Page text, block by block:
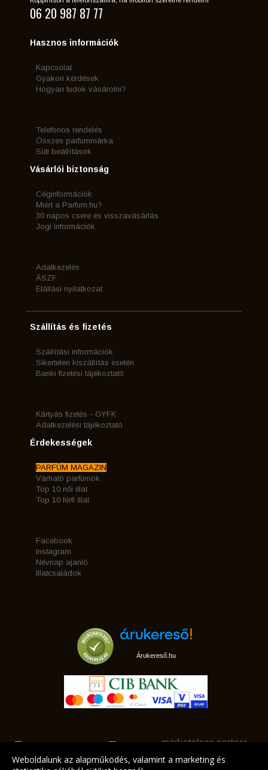
06 20 987 87 77
Hasznos információk
Kapcsolat
Gyakori kérdések
Hogyan tudok vásárolni?
Telefonos rendelés
Összes parfummárka
Süti beállítások
Vásárlói biztonság
Céginformációk
Miért a Parfum.hu?
30 napos csere és visszavásárlás
Jogi információk
Adatkezelés
ÁSZF
Elállási nyilatkozat
Szállítás és fizetés
Szállítási információk
Sikertelen kiszállítás esetén
Banki fizetési tájékoztató
Kártyás fizetés - GYFK
Adatkezelési tájékoztató
Érdekességek
PARFÜM MAGAZIN
Várható parfümök
Top 10 női illat
Top 10 férfi illat
Facebook
Instagram
Névnap ajánló
Illatcsaládok
Árukereső.hu
marketplace partner
Weboldalunk az alapműködés, valamint a marketing és